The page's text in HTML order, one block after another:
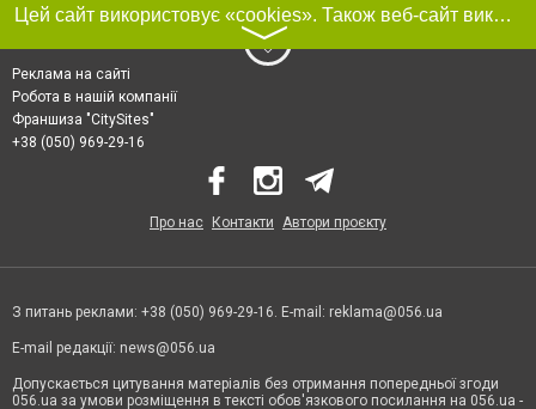
Цей сайт використовує «cookies». Також веб-сайт використовує інтернет-сервіс для збору технічних даних стосовно відвідувачів з метою отримання маркетингової та статистичної інформації. Умови обробки даних відвідувачів сайту див.
〉
Реклама на сайті
Робота в нашій компанії
Франшиза "CitySites"
+38 (050) 969-29-16
Про нас Контакти Автори проєкту
З питань реклами: +38 (050) 969-29-16. E-mail: reklama@056.ua
E-mail редакції: news@056.ua
Допускається цитування матеріалів без отримання попередньої згоди
056.ua за умови розміщення в тексті обов'язкового посилання на 056.ua -